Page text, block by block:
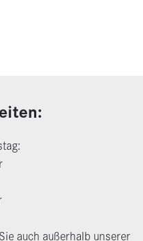
auch außerhalb unserer